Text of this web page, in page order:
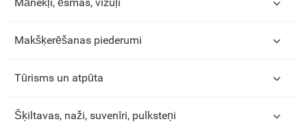
Makšķerēšanas piederumi
Tūrisms un atpūta
Šķiltavas, naži, suvenīri, pulksteņi